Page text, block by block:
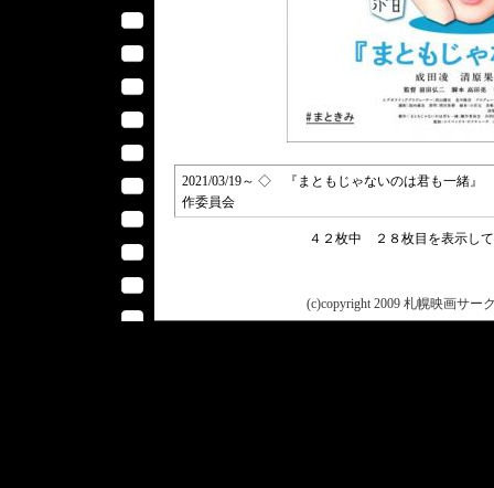
2021/03/19～ ◇ 『まともじゃないのは君も一緒』
作委員会
４２枚中 ２８枚目を表示し
(c)copyright 2009 札幌映画サー